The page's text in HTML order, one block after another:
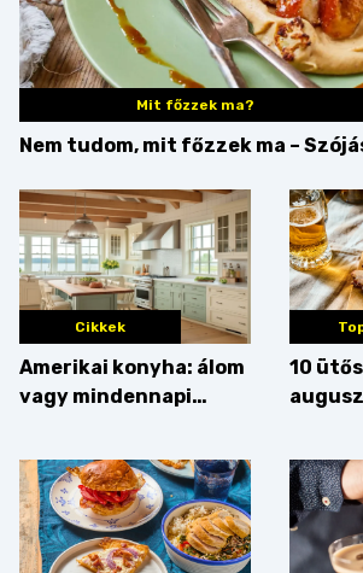
Mit főzzek ma?
Nem tudom, mit főzzek ma –
Cikkek
Amerikai konyha: álom
vagy mindennapi
az érveket
10